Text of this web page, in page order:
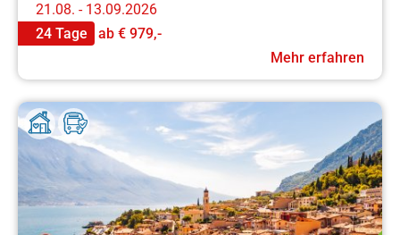
21.08. - 13.09.2026
24 Tage
ab € 979,-
Mehr erfahren